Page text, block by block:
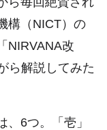
構（NICT）の
NIRVANA改
ら解説してみた
6つ。「壱」